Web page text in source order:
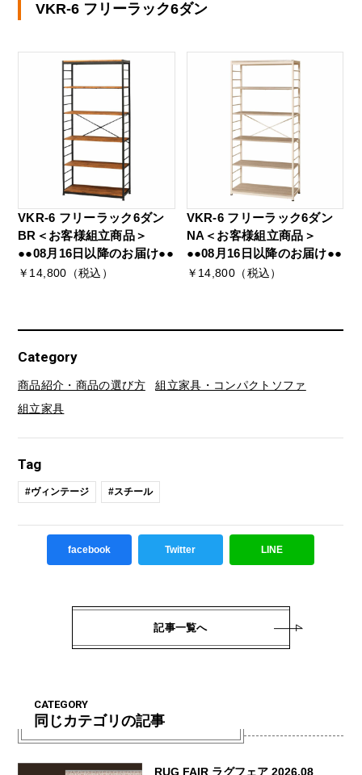
VKR-6 フリーラック6ダン
VKR-6 フリーラック6ダン
BR＜お客様組立商品＞
●●08月16日以降のお届け●●
￥14,800（税込）
VKR-6 フリーラック6ダン
NA＜お客様組立商品＞
●●08月16日以降のお届け●●
￥14,800（税込）
Category
商品紹介・商品の選び方
組立家具・コンパクトソファ
組立家具
Tag
#ヴィンテージ #スチール
facebook Twitter LINE
記事一覧へ
CATEGORY
同じカテゴリの記事
RUG FAIR ラグフェア 2026.08